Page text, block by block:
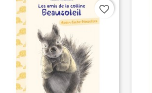
favorite_border